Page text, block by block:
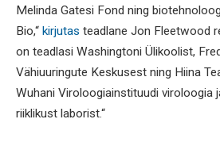
Melinda Gatesi Fond ning
Bio,“ kirjutas teadlane Jon Fleetwood
on teadlasi Washingtoni Ülikoolist,
Vähiuuringute Keskusest ning Hiina
Wuhani Viroloogiainstituudi viroloogia
riiklikust laborist.“